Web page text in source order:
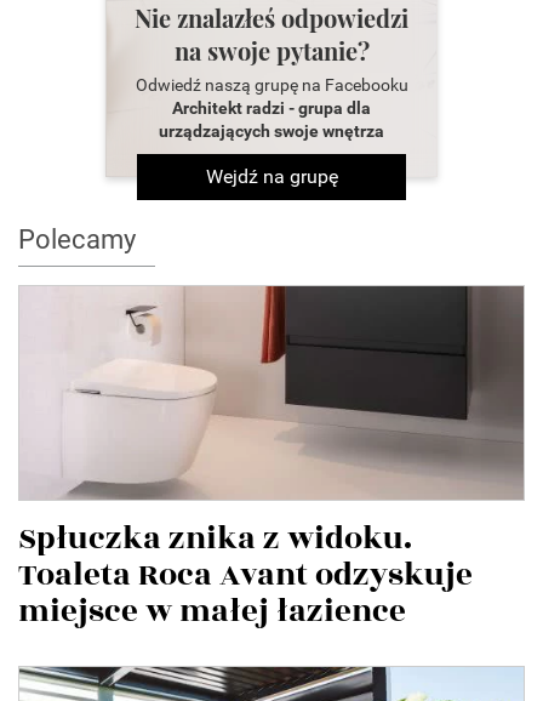
Nie znalazłeś odpowiedzi
na swoje pytanie?
Odwiedź naszą grupę na Facebooku
Architekt radzi - grupa dla
urządzających swoje wnętrza
Wejdź na grupę
Polecamy
Spłuczka znika z widoku.
Toaleta Roca Avant odzyskuje
miejsce w małej łazience